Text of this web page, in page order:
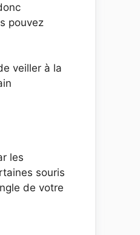
pouvez
veiller à la
les
souris
de votre